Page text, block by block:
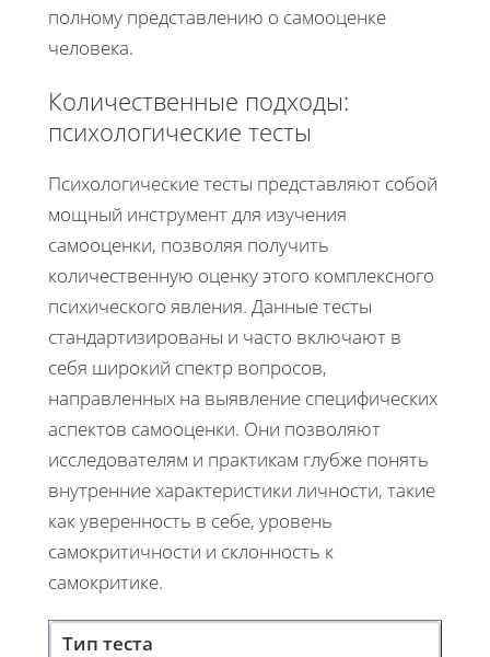
полному представлению о самооценке
человека.
Количественные подходы:
психологические тесты
Психологические тесты представляют собой
мощный инструмент для изучения
самооценки, позволяя получить
количественную оценку этого комплексного
психического явления. Данные тесты
стандартизированы и часто включают в
себя широкий спектр вопросов,
направленных на выявление специфических
аспектов самооценки. Они позволяют
исследователям и практикам глубже понять
внутренние характеристики личности, такие
как уверенность в себе, уровень
самокритичности и склонность к
самокритике.
Тип теста